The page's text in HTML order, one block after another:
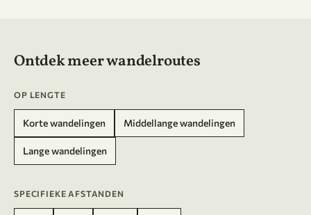
Ontdek meer wandelroutes
OP LENGTE
Korte wandelingen Middellange wandelingen
Lange wandelingen
SPECIFIEKE AFSTANDEN